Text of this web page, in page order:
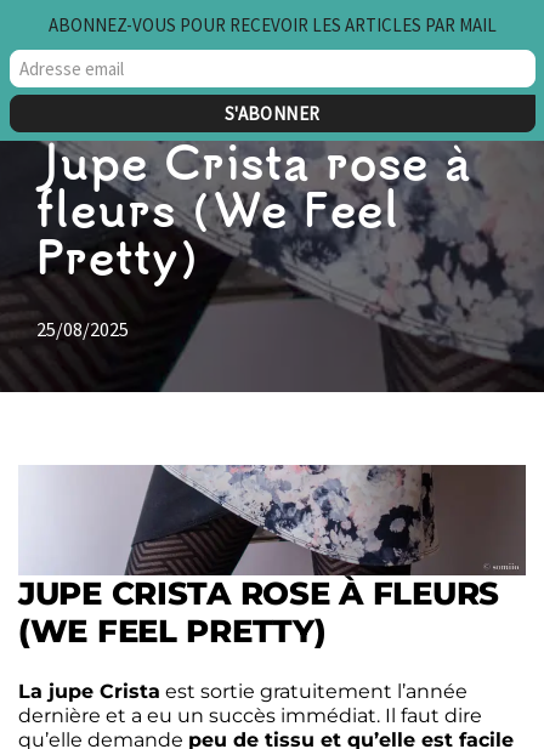
Aller
au
Jupe Crista rose à
fleurs (We Feel
Pretty)
25/08/2025
JUPE CRISTA ROSE À FLEURS
(WE FEEL PRETTY)
La jupe Crista est sortie gratuitement l’année
dernière et a eu un succès immédiat. Il faut dire
qu’elle demande peu de tissu et qu’elle est facile
ABONNEZ-VOUS POUR RECEVOIR LES ARTICLES PAR MAIL